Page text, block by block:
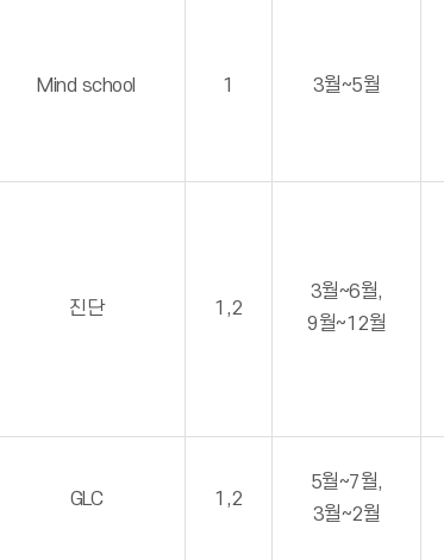
Mind school 1 3월~5월
진단 1,2
3월~6월,
9월~12월
GLC 1,2
5월~7월,
3월~2월